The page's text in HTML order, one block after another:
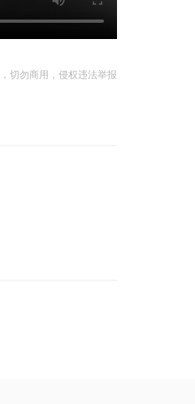
切勿商用，侵权违法举报